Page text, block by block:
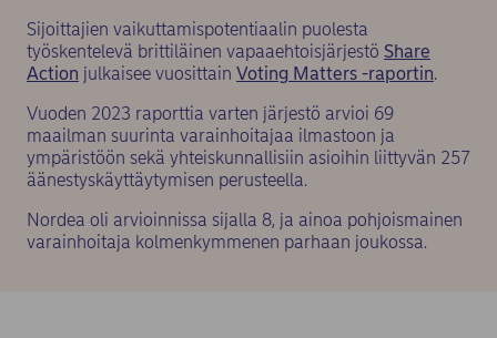
Sijoittajien vaikuttamispotentiaalin puolesta
työskentelevä brittiläinen vapaaehtoisjärjestö Share
Action (opens in new window)
julkaisee vuosittain Voting Matters -raportin.
Vuoden 2023 raporttia varten järjestö arvioi 69
maailman suurinta varainhoitajaa ilmastoon ja
ympäristöön sekä yhteiskunnallisiin asioihin liittyvän 257
äänestyskäyttäytymisen perusteella.
Nordea oli arvioinnissa sijalla 8, ja ainoa pohjoismainen
varainhoitaja kolmenkymmenen parhaan joukossa.